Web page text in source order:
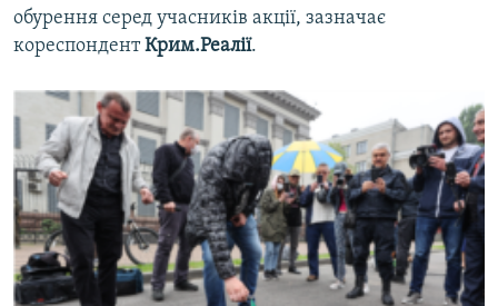
обурення серед учасників акції, зазначає
кореспондентКрим.Реалії.